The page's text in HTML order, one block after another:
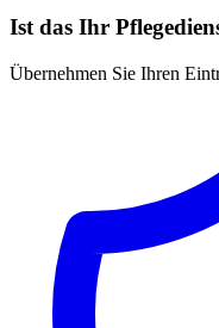
Ist das Ihr
Übernehmen Sie Ihren